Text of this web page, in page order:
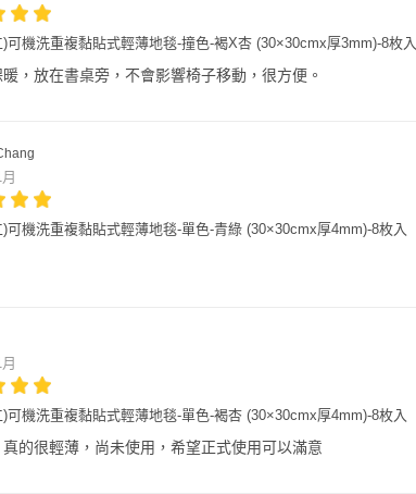
可機洗重複黏貼式輕薄地毯-撞色-褐X杏 (30×30cmx厚3mm)-8枚入
，放在書桌旁，不會影響椅子移動，很方便。
可機洗重複黏貼式輕薄地毯-單色-青綠 (30×30cmx厚4mm)-8枚入
可機洗重複黏貼式輕薄地毯-單色-褐杏 (30×30cmx厚4mm)-8枚入
真的很輕薄，尚未使用，希望正式使用可以滿意